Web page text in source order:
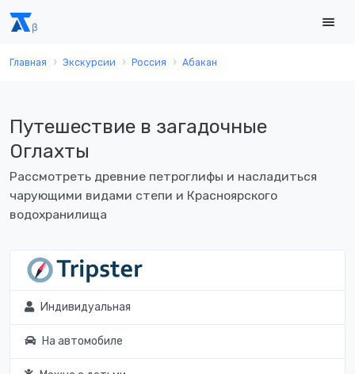
Главная Экскурсии Россия Абакан
Путешествие в загадочные
Оглахты
Рассмотреть древние петроглифы и насладиться
чарующими видами степи и Красноярского
водохранилища
Индивидуальная
На автомобиле